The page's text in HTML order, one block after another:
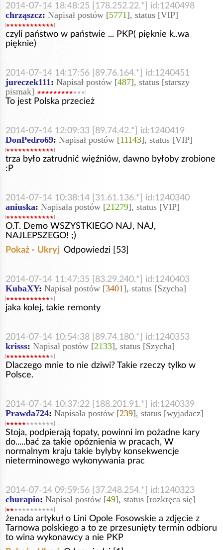
2014-07-14 18:48:25 [178.252.22.*] id:1240498
chrząszcz: Napisał postów [5771], status [VIP]
czyli państwo w państwie ... PKP( pięknie k..wa
pięknie)
2014-07-14 14:17:56 [89.76.164.*] id:1240451
jureczek111: Napisał postów [487], status [starszy
pismak]
To jest Polska przecież
2014-07-14 12:09:33 [89.74.42.*] id:1240419
DonPedro69: Napisał postów [11143], status [VIP]
trza było zatrudnić więźniów, dawno byłoby zrobione
:P
2014-07-14 10:38:14 [31.61.136.*] id:1240340
aniuska: Napisała postów [21279], status [VIP]
O.T. Demo WSZYSTKIEGO NAJ, NAJ,
NAJLEPSZEGO! ;)
Pokaż - Ukryj Odpowiedzi [53]
2014-07-14 11:47:35 [83.29.240.*] id:1240403
KubaXY: Napisał postów [3401], status [Szycha]
jaka kolej, takie remonty
2014-07-14 10:54:38 [89.74.180.*] id:1240353
krisss: Napisał postów [2133], status [Szycha]
Dlaczego mnie to nie dziwi? Takie rzeczy tylko w
Polsce.
2014-07-14 10:37:22 [188.201.91.*] id:1240339
Prawda724: Napisała postów [239], status [wyjadacz]
Stoja, podpierają łopaty, powinni im pożadne kary
do.....bać za takie opóznienia w pracach, W
normalnym kraju takie bylyby konsekwencje
nieterminowego wykonywania prac
2014-07-14 09:59:56 [37.248.254.*] id:1240323
churapio: Napisał postów [49], status [rozkręca się]
żenada artykuł o Lini Opole Fosowskie a zdjęcie z
Tarnowa polskiego a to ze przesunięty termin odbioru
to wina wykonawcy a nie PKP